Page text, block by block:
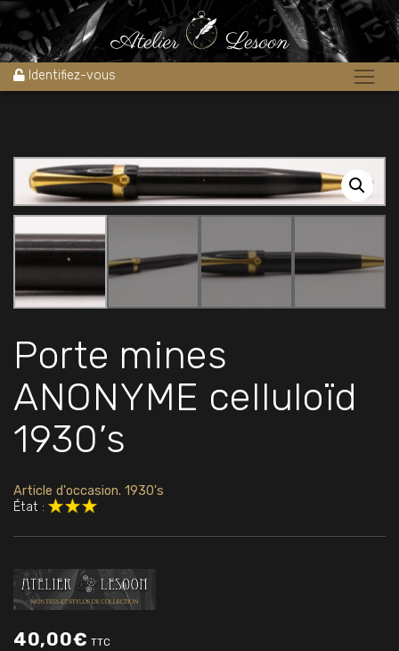
Identifiez-vous
Accueil Boutique Stylos » Stylos porte-mine »Porte mines
ANONYME celluloïd 1930’s
Porte mines
ANONYME celluloïd
1930’s
Article d'occasion. 1930's
État :
40,00€ TTC